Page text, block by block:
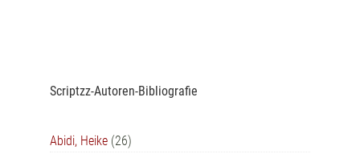
Scriptzz-Autoren-Bibliografie
Abidi, Heike (26)